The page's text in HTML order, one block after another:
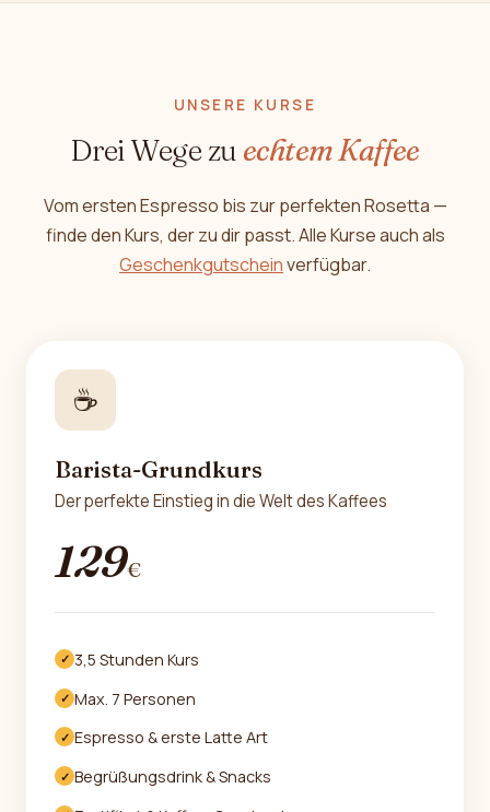
UNSERE KURSE
Drei Wege zu echtem Kaffee
Vom ersten Espresso bis zur perfekten Rosetta —
finde den Kurs, der zu dir passt. Alle Kurse auch als
Geschenkgutscheinverfügbar.
☕
Barista-Grundkurs
Der perfekte Einstieg in die Welt des Kaffees
129€
✓ 3,5 Stunden Kurs
✓ Max. 7 Personen
✓ Espresso & erste Latte Art
✓ Begrüßungsdrink & Snacks